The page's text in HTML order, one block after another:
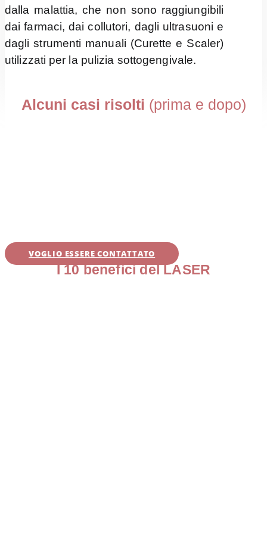
dalla malattia, che non sono raggiungibili
dai farmaci, dai collutori, dagli ultrasuoni e
dagli strumenti manuali (Curette e Scaler)
utilizzati per la pulizia sottogengivale.
Alcuni casi risolti (prima e dopo)
VOGLIO ESSERE CONTATTATO
I 10 benefici del LASER